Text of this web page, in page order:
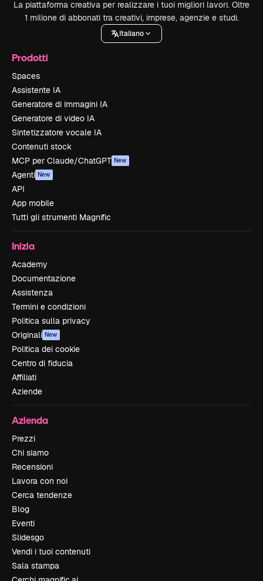
La piattaforma creativa per realizzare i tuoi migliori lavori. Oltre
1 milione di abbonati tra creativi, imprese, agenzie e studi.
Italiano
Prodotti
Spaces
Assistente IA
Generatore di immagini IA
Generatore di video IA
Sintetizzatore vocale IA
Contenuti stock
MCP per Claude/ChatGPT New
Agenti New
API
App mobile
Tutti gli strumenti Magnific
Inizia
Academy
Documentazione
Assistenza
Termini e condizioni
Politica sulla privacy
Originali New
Politica dei cookie
Centro di fiducia
Affiliati
Aziende
Azienda
Prezzi
Chi siamo
Recensioni
Lavora con noi
Cerca tendenze
Blog
Eventi
Slidesgo
Vendi i tuoi contenuti
Sala stampa